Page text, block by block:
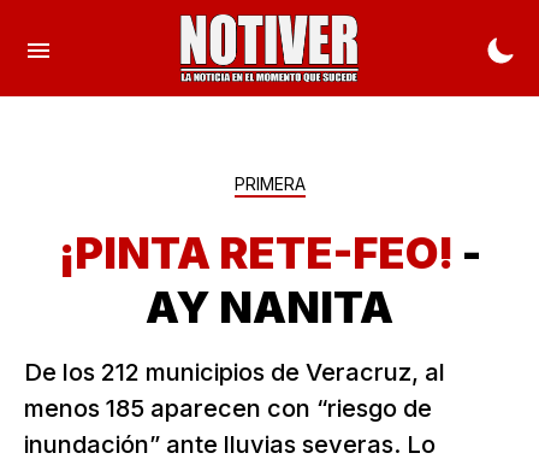
PRIMERA
¡PINTA RETE-FEO! -
AY NANITA
De los 212 municipios de Veracruz, al
menos 185 aparecen con “riesgo de
inundación” ante lluvias severas. Lo